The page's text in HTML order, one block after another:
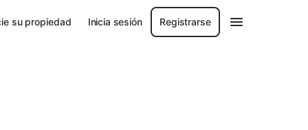
su propiedad Inicia sesión Registrarse